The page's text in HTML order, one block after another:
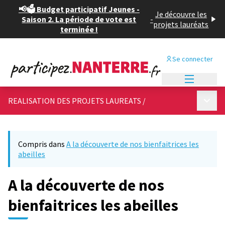
📢🗳️ Budget participatif Jeunes -
Saison 2. La période de vote est
terminée !
- Je découvre les
projets lauréats
Se connecter
REALISATION DES PROJETS LAUREATS /
Compris dans A la découverte de nos bienfaitrices les
abeilles
A la découverte de nos
bienfaitrices les abeilles